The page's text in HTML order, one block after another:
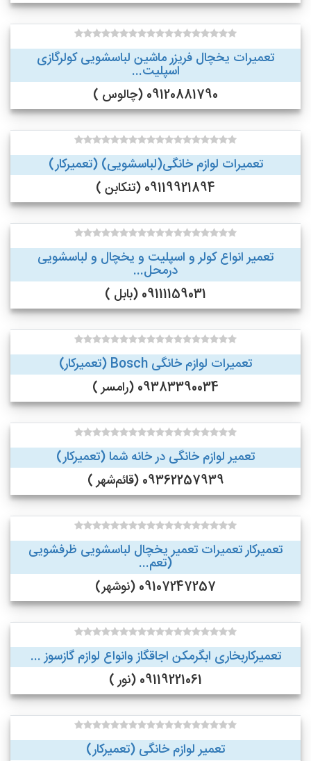
تعمیرات یخچال فریزر ماشین لباسشویی کولرگازی
اسپلیت...
09120881790 (چالوس )
تعمیرات لوازم خانگی(لباسشویی) (تعمیرکار)
09119921894 (تنکابن )
تعمیر انواع کولر و اسپلیت و یخچال و لباسشویی
درمحل...
09111159031 (بابل )
تعمیرات لوازم خانگی Bosch (تعمیرکار)
09383390034 (رامسر )
تعمیر لوازم خانگی در خانه شما (تعمیرکار)
09362257939 (قائم‌شهر )
تعمیرکار تعمیرات تعمیر یخچال لباسشویی ظرفشویی
(تعم...
09107247257 (نوشهر)
تعمیرکاربخاری ابگرمکن اجاقگاز وانواع لوازم گازسوز ...
09119221061 (نور )
تعمیر لوازم خانگی (تعمیرکار)